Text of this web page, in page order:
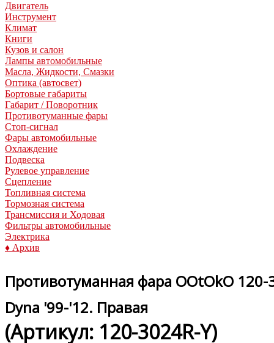
Двигатель
Инструмент
Климат
Книги
Кузов и салон
Лампы автомобильные
Масла, Жидкости, Смазки
Оптика (автосвет)
Бортовые габариты
Габарит / Поворотник
Противотуманные фары
Стоп-сигнал
Фары автомобильные
Охлаждение
Подвеска
Рулевое управление
Сцепление
Топливная система
Тормозная система
Трансмиссия и Ходовая
Фильтры автомобильные
Электрика
♦ Архив
Противотуманная фара OOtOkO
Dyna '99-'12. Правая
(Артикул: 120-3024R-Y)